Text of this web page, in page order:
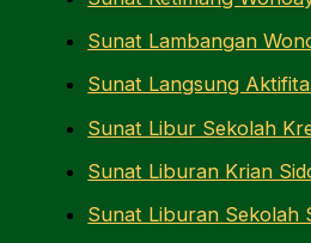
Sunat Lambangan
Sunat Langsung
Sunat Libur Sekolah
Sunat Liburan Krian
Sunat Liburan Sekolah